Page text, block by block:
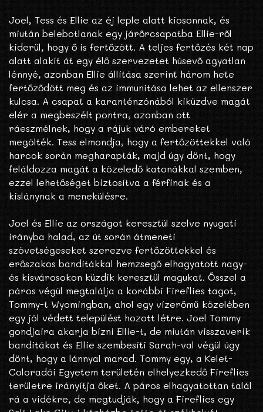
Joel, Tess és Ellie az éj leple alatt kiosonnak, és
miután belebotlanak egy járőrcsapatba Ellie-ről
kiderül, hogy ő is fertőzött. A teljes fertőzés két nap
alatt alakít át egy élő szervezetet húsevő agyatlan
lénnyé, azonban Ellie állítása szerint három hete
fertőződött meg és az immunitása lehet az ellenszer
kulcsa. A csapat a karanténzónából kiküzdve magát
elér a megbeszélt pontra, azonban ott
ráeszmélnek, hogy a rájuk váró embereket
megölték. Tess elmondja, hogy a fertőzöttekkel való
harcok során megharapták, majd úgy dönt, hogy
feláldozza magát a közeledő katonákkal szemben,
ezzel lehetőséget biztosítva a férfinak és a
kislánynak a menekülésre.
Joel és Ellie az országot keresztül szelve nyugati
irányba halad, az út során átmeneti
szövetségeseket szerezve fertőzöttekkel és
erőszakos banditákkal hemzsegő elhagyatott nagy-
és kisvárosokon küzdik keresztül magukat. Ősszel a
páros végül megtalálja a korábbi Fireflies tagot,
Tommy-t Wyomingban, ahol egy vízerőmű közelében
egy jól védett települést hozott létre. Joel Tommy
gondjaira akarja bízni Ellie-t, de miután visszaverik
banditákat és Ellie szembesíti Sarah-val végül úgy
dönt, hogy a lánnyal marad. Tommy egy, a Kelet-
Coloradói Egyetem területén elhelyezkedő Fireflies
területre irányítja őket. A páros elhagyatottan talál
rá a vidékre, de megtudják, hogy a Fireflies egy